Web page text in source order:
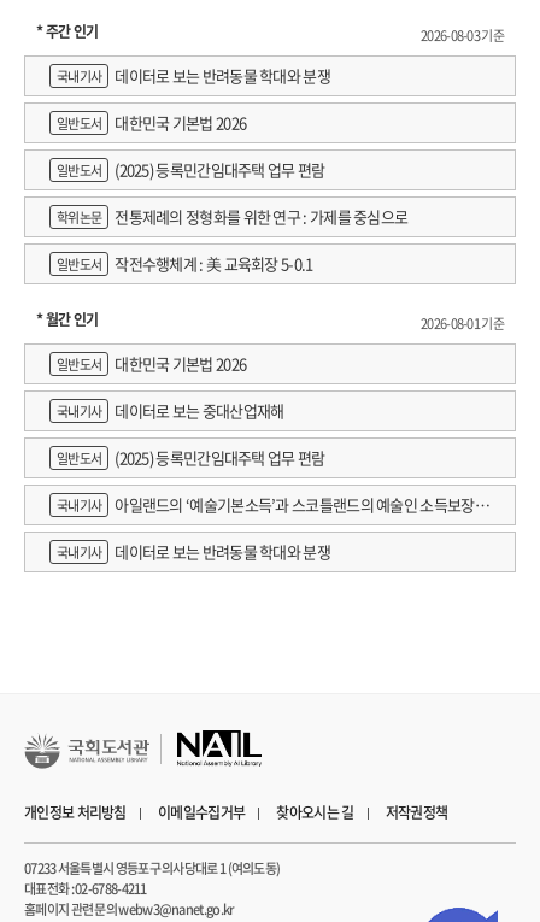
* 주간 인기
2026-08-03 기준
국내기사
데이터로 보는 반려동물 학대와 분쟁
일반도서 대한민국 기본법 2026
일반도서 (2025) 등록민간임대주택 업무 편람
학위논문 전통제례의 정형화를 위한 연구 : 가제를 중심으로
일반도서 작전수행체계 : 美 교육회장 5-0.1
* 월간 인기
2026-08-01 기준
일반도서
대한민국 기본법 2026
국내기사 데이터로 보는 중대산업재해
일반도서 (2025) 등록민간임대주택 업무 편람
국내기사
아일랜드의 ‘예술기본소득’과 스코틀랜드의 예술인 소득보장정
책 논의
국내기사 데이터로 보는 반려동물 학대와 분쟁
개인정보 처리방침 이메일수집거부 찾아오시는 길 저작권정책
07233 서울특별시 영등포구 의사당대로 1 (여의도동)
대표전화 : 02-6788-4211
홈페이지 관련 문의 webw3@nanet.go.kr